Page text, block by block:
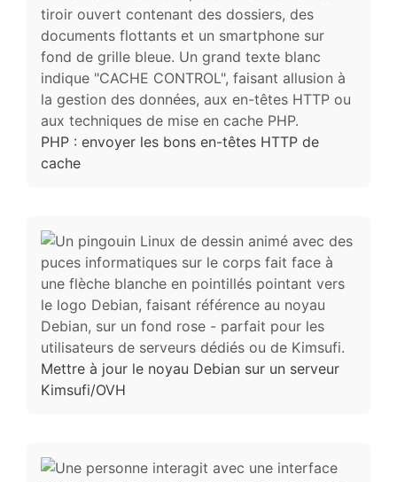
PHP : envoyer les bons en-têtes HTTP de
cache
Mettre à jour le noyau Debian sur un serveur
Kimsufi/OVH